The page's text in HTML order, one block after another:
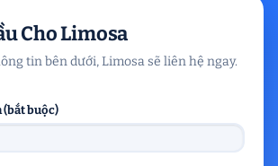
Cho Limosa
tin bên dưới, Limosa sẽ liên hệ ngay.
(bắt buộc)